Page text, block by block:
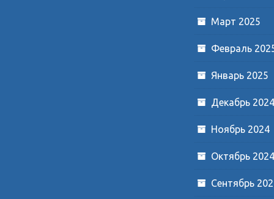
Март 2025
Февраль
Январь 2025
Декабрь 2024
Ноябрь 2024
Октябрь 2024
Сентябрь